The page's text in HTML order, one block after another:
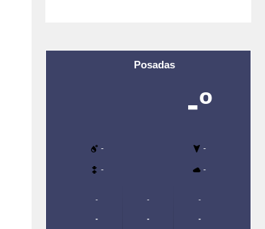
Posadas
-º
- -
- -
-
-
-
-
-
-